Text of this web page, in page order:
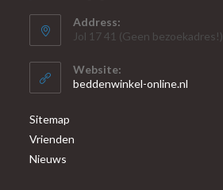
Address:
Jol 17 41 (Geen bezoekadres!)
Website:
beddenwinkel-online.nl
Sitemap
Vrienden
Nieuws